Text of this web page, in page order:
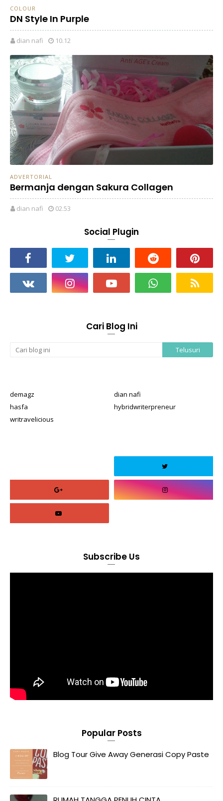
COLOUR
DN Style In Purple
dian nafi 10.12
ADVERTORIAL
Bermanja dengan Sakura Collagen
dian nafi 02.53
Social Plugin
Cari Blog Ini
demagz
dian nafi
hasfa
hybridwriterpreneur
writravelicious
Subscribe Us
Popular Posts
Blog Tour Give Away Generasi Copy Paste